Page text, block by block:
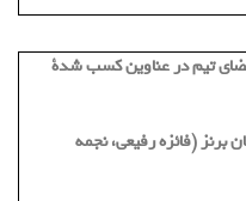
تیم در عناوین کسب شدة
گرجستان برنز (فائزه رفیعی، نجمه